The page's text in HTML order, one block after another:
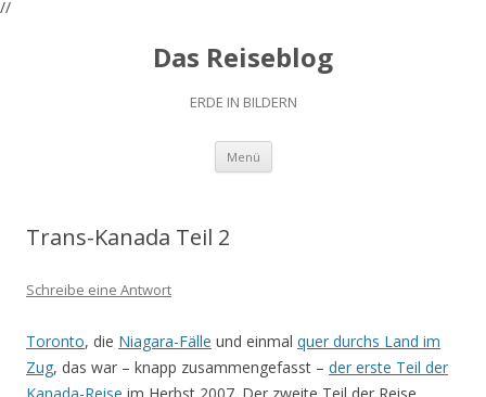
//
Das Reiseblog
ERDE IN BILDERN
Menü Zum
springen
Trans-Kanada Teil 2
Schreibe eine Antwort
Toronto, die Niagara-Fälle und einmal quer durchs Land im
Zug, das war – knapp zusammengefasst – der erste Teil der